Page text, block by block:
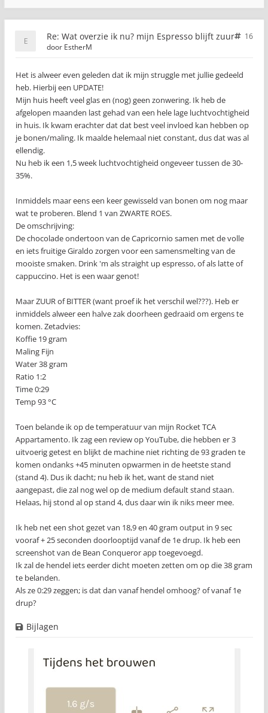
Re: Wat overzie ik nu? mijn Espresso blijft zuur
16
door EstherM
Het is alweer even geleden dat ik mijn struggle met jullie gedeeld
heb. Hierbij een UPDATE!
Mijn huis heeft veel glas en (nog) geen zonwering. Ik heb de
afgelopen maanden last gehad van een hele lage luchtvochtigheid
in huis. Ik kwam erachter dat dat best veel invloed kan hebben op
je bonen/maling. Ik maalde helemaal niet constant, dus dat was al
ellendig.
Nu heb ik een 1,5 week luchtvochtigheid ongeveer tussen de 30-
35%.
Inmiddels maar eens een keer gewisseld van bonen om nog maar
wat te proberen. Blend 1 van ZWARTE ROES.
De omschrijving:
De chocolade ondertoon van de Capricornio samen met de volle
en iets fruitige Giraldo zorgen voor een samensmelting van de
mooiste smaken. Drink 'm als straight up espresso, of als latte of
cappuccino. Het is een waar genot!
Maar ZUUR of BITTER (want proef ik het verschil wel???). Heb er
inmiddels alweer een halve zak doorheen gedraaid om ergens te
komen. Zetadvies:
Koffie 19 gram
Maling Fijn
Water 38 gram
Ratio 1:2
Time 0:29
Temp 93 °C
Toen belande ik op de temperatuur van mijn Rocket TCA
Appartamento. Ik zag een review op YouTube, die hebben er 3
uitvoerig getest en blijkt de machine niet richting de 93 graden te
komen ondanks +45 minuten opwarmen in de heetste stand
(stand 4). Dus ik dacht; nu heb ik het, want de stand niet
aangepast, die zal nog wel op de medium default stand staan.
Helaas, hij stond al op stand 4, dus daar win ik niks meer mee.
Ik heb net een shot gezet van 18,9 en 40 gram output in 9 sec
vooraf + 25 seconden doorlooptijd vanaf de 1e drup. Ik heb een
screenshot van de Bean Conqueror app toegevoegd.
Ik zal de hendel iets eerder dicht moeten zetten om op die 38 gram
te belanden.
Als ze 0:29 zeggen; is dat dan vanaf hendel omhoog? of vanaf 1e
drup?
Bijlagen